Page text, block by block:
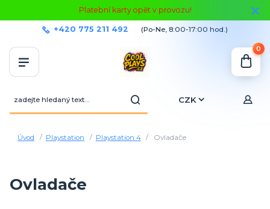
Platební karty opět v provozu!
CZK
+420 775 211 492 (Po-Ne, 8:00-17:00 hod.)
0
Úvod Playstation Playstation 4 Ovladače
Ovladače